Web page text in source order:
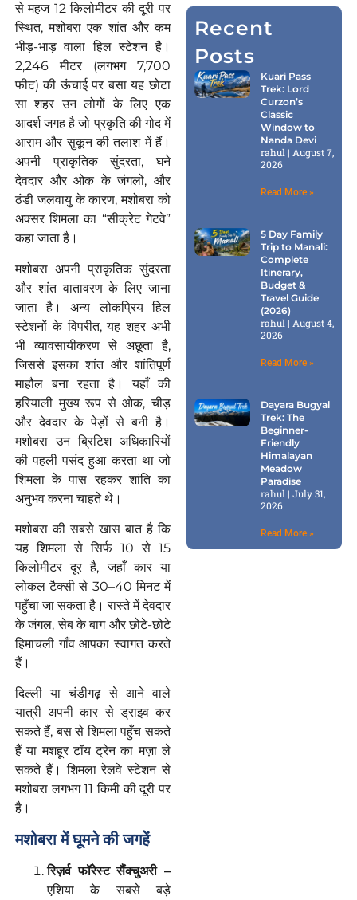
से महज 12 किलोमीटर की दूरी पर
स्थित, मशोबरा एक शांत और कम
भीड़-भाड़ वाला हिल स्टेशन है।
2,246 मीटर (लगभग 7,700
फीट) की ऊंचाई पर बसा यह छोटा
सा शहर उन लोगों के लिए एक
आदर्श जगह है जो प्रकृति की गोद में
आराम और सुकून की तलाश में हैं।
अपनी प्राकृतिक सुंदरता, घने
देवदार और ओक के जंगलों, और
ठंडी जलवायु के कारण, मशोबरा को
अक्सर शिमला का “सीक्रेट गेटवे”
कहा जाता है।
मशोबरा अपनी प्राकृतिक सुंदरता
और शांत वातावरण के लिए जाना
जाता है। अन्य लोकप्रिय हिल
स्टेशनों के विपरीत, यह शहर अभी
भी व्यावसायीकरण से अछूता है,
जिससे इसका शांत और शांतिपूर्ण
माहौल बना रहता है। यहाँ की
हरियाली मुख्य रूप से ओक, चीड़
और देवदार के पेड़ों से बनी है।
मशोबरा उन ब्रिटिश अधिकारियों
की पहली पसंद हुआ करता था जो
शिमला के पास रहकर शांति का
अनुभव करना चाहते थे।
मशोबरा की सबसे खास बात है कि
यह शिमला से सिर्फ 10 से 15
किलोमीटर दूर है, जहाँ कार या
लोकल टैक्सी से 30–40 मिनट में
पहुँचा जा सकता है। रास्ते में देवदार
के जंगल, सेब के बाग और छोटे-छोटे
हिमाचली गाँव आपका स्वागत करते
हैं।
दिल्ली या चंडीगढ़ से आने वाले
यात्री अपनी कार से ड्राइव कर
सकते हैं, बस से शिमला पहुँच सकते
हैं या मशहूर टॉय ट्रेन का मज़ा ले
सकते हैं। शिमला रेलवे स्टेशन से
मशोबरा लगभग 11 किमी की दूरी पर
है।
मशोबरा में घूमने की जगहें
रिज़र्व फॉरेस्ट सैंक्चुअरी –
एशिया के सबसे बड़े
Recent
Posts
Kuari Pass
Trek: Lord
Curzon’s
Classic
Window to
Nanda Devi
rahul
August 7,
2026
Read More »
5 Day Family
Trip to Manali:
Complete
Itinerary,
Budget &
Travel Guide
(2026)
rahul
August 4,
2026
Read More »
Dayara Bugyal
Trek: The
Beginner-
Friendly
Himalayan
Meadow
Paradise
rahul
July 31,
2026
Read More »